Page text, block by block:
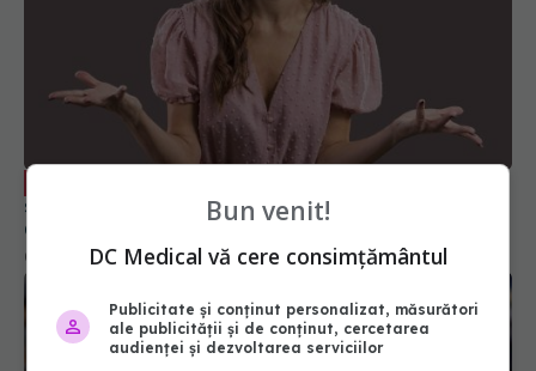
semnificativă a numărului de cazuri. Prof. univ. dr.
Carmen Dorobăț: Se aseamănă cu virozele
respiratorii. Nu necesită tratament simptomatic
03 aug 2024, 08:57 Bun venit!
DC Medical vă cere consimțământul
Publicitate și conținut personalizat, măsurători
ale publicității și de conținut, cercetarea
audienței și dezvoltarea serviciilor